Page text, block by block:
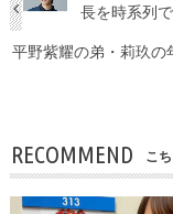
長を時系列で
平野紫耀の弟・莉玖の
RECOMMEND こ